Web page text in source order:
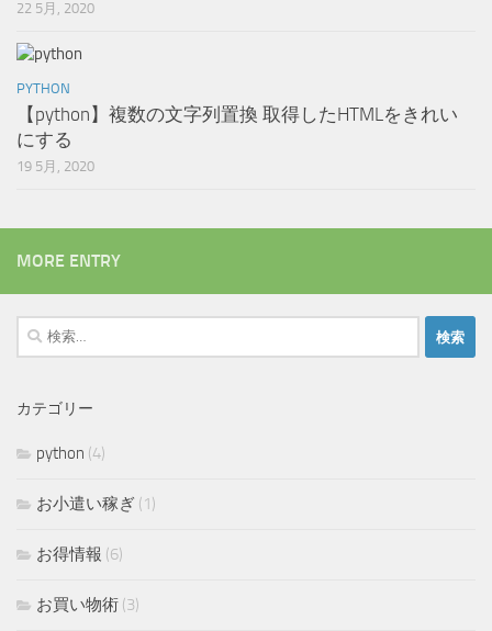
22 5月, 2020
PYTHON
【python】複数の文字列置換 取得したHTMLをきれい
にする
19 5月, 2020
MORE ENTRY
検
索:
カテゴリー
python (4)
お小遣い稼ぎ (1)
お得情報 (6)
お買い物術 (3)